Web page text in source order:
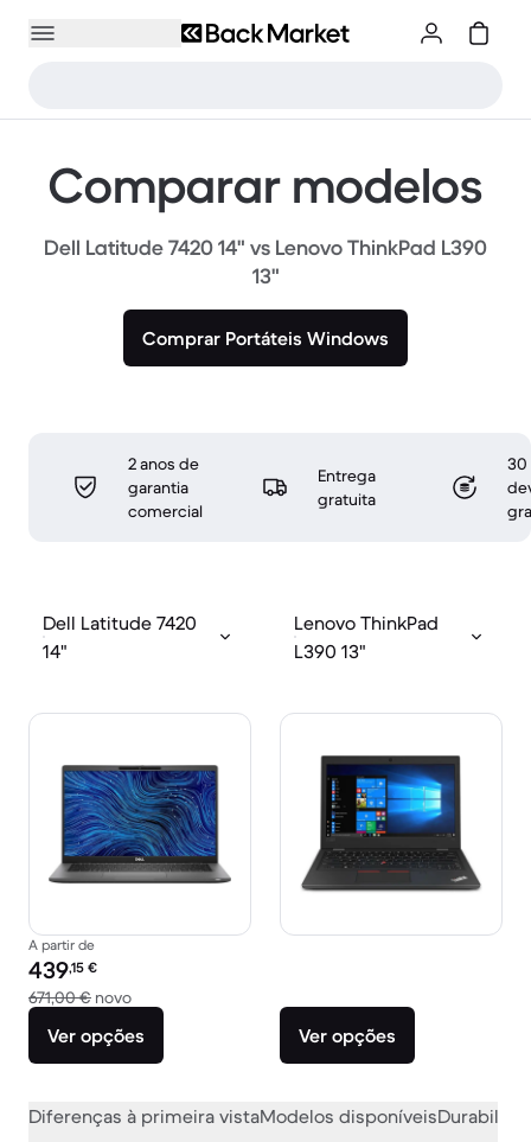
Comparar modelos
Dell Latitude 7420 14" vs Lenovo ThinkPad L390
13"
Comprar Portáteis Windows
2 anos de
garantia
comercial
Entrega
gratuita
30
Dell Latitude 7420
14"
Lenovo ThinkPad
L390 13"
A partir de
Preço recondicionado:
439,15 €
671,00 € novoVersus 671,00 € novo
Ver opções Ver opções
Diferenças à primeira vistaModelos disponíveis